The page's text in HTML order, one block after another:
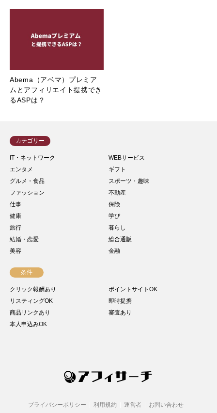
Abema（アベマ）プレミア
ムとアフィリエイト提携でき
るASPは？
カテゴリー
IT・ネットワーク
WEBサービス
エンタメ
ギフト
グルメ・食品
スポーツ・趣味
ファッション
不動産
仕事
保険
健康
学び
旅行
暮らし
結婚・恋愛
総合通販
美容
金融
条件
クリック報酬あり
ポイントサイトOK
リスティングOK
即時提携
商品リンクあり
審査あり
本人申込みOK
プライバシーポリシー 利用規約 運営者 お問い合わせ